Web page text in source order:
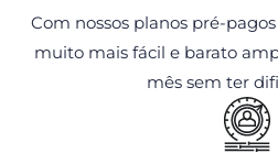
Com nossos planos pré-
muito mais fácil e barato
mês sem ter